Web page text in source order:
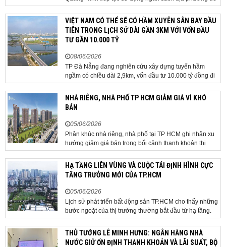
thực hiện công tác giải phóng mặt bằng đối với phần
tuyến đi qua địa bàn hai địa phương, bảo đảm tiến độ
triển khai. Bộ Tài chính vừa có công văn...
VIỆT NAM CÓ THỂ SẼ CÓ HẦM XUYÊN SÂN BAY ĐẦU
TIÊN TRONG LỊCH SỬ DÀI GẦN 3KM VỚI VỐN ĐẦU
TƯ GẦN 10.000 TỶ
08/06/2026
TP Đà Nẵng đang nghiên cứu xây dựng tuyến hầm
ngầm có chiều dài 2,9km, vốn đầu tư 10.000 tỷ đồng đi
qua sân bay quốc tế. TP Đà Nẵng đang nghiên cứu một
phương án hạ tầng mang tính đột phá khi đề xuất xây
dựng tuyến hầm ngầm xuyên qua khu vực sân...
NHÀ RIÊNG, NHÀ PHỐ TP HCM GIẢM GIÁ VÌ KHÓ
BÁN
05/06/2026
Phân khúc nhà riêng, nhà phố tại TP HCM ghi nhận xu
hướng giảm giá bán trong bối cảnh thanh khoản thị
trường suy yếu, người mua thận trọng. Sau hơn 5 tháng
rao bán căn nhà trong hẻm khu vực Bảy Hiền, anh
Minh, một chủ nhà tại TP HCM, chấp nhận hạ giá...
HẠ TẦNG LIÊN VÙNG VÀ CUỘC TÁI ĐỊNH HÌNH CỰC
TĂNG TRƯỞNG MỚI CỦA TP.HCM
05/06/2026
Lịch sử phát triển bất động sản TP.HCM cho thấy những
bước ngoặt của thị trường thường bắt đầu từ hạ tầng.
Khi các tuyến kết nối liên vùng đồng loạt tăng tốc, cấu
trúc phát triển đô thị đang dần thay đổi, mở ra những
hành lang tăng trưởng mới và kéo theo quá...
THỦ TƯỚNG LÊ MINH HƯNG: NGÂN HÀNG NHÀ
NƯỚC GIỮ ỔN ĐỊNH THANH KHOẢN VÀ LÃI SUẤT, BỘ